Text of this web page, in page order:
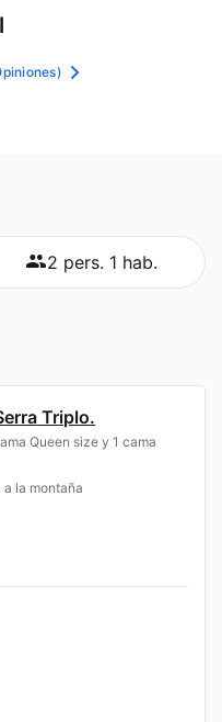
2 pers. 1 hab.
Triplo.
Queen size y 1 cama
a la montaña